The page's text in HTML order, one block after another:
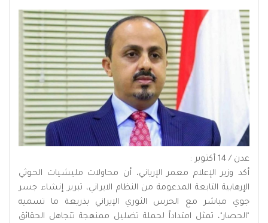
عدن / 14 أكتوبر :
أكد وزير الإعلام معمر الإرياني، أن محاولات مليشيات الحوثي
الإرهابية التابعة المدعومة من النظام الايراني، تبرير إنشاء جسر
جوي مباشر مع الحرس الثوري الإيراني بذريعة ما تسميه
"الحصار"، تمثل امتداداً لحملة تضليل ممنهجة تتجاهل الحقائق